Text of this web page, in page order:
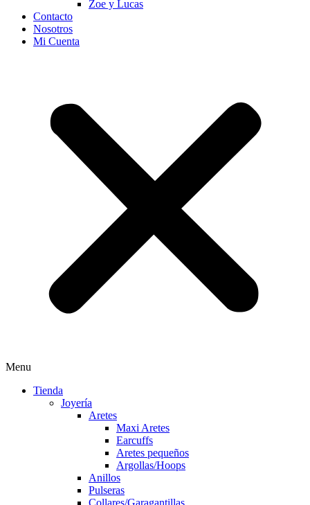
Zoe y Lucas
Contacto
Nosotros
Mi Cuenta
Menu
Tienda
Joyería
Aretes
Maxi Aretes
Earcuffs
Aretes pequeños
Argollas/Hoops
Anillos
Pulseras
Collares/Garagantillas